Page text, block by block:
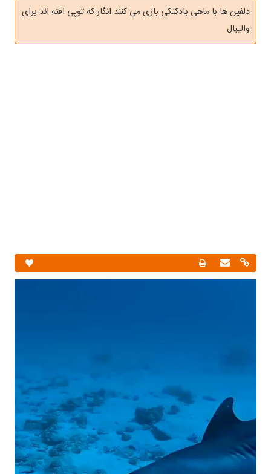
دلفین ها با ماهی بادکنکی بازی می کنند انگار که توپی افته اند برای
والیبال